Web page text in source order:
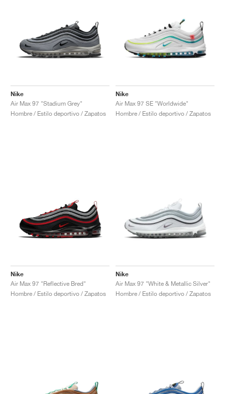
Nike
Air Max 97 "Stadium Grey"
Hombre / Estilo deportivo / Zapatos
Nike
Air Max 97 SE "Worldwide"
Hombre / Estilo deportivo / Zapatos
Nike
Air Max 97 "Reflective Bred"
Hombre / Estilo deportivo / Zapatos
Nike
Air Max 97 "White & Metallic Silver"
Hombre / Estilo deportivo / Zapatos